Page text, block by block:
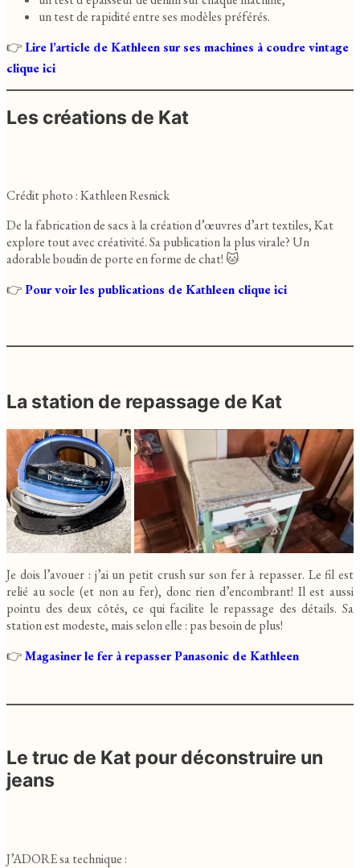
un test de rapidité entre ses modèles préférés.
👉Lire l’article de Kathleen sur ses machines à coudre vintage
clique ici
Les créations de Kat
Crédit photo : Kathleen Resnick
De la fabrication de sacs à la création d’œuvres d’art textiles, Kat
explore tout avec créativité. Sa publication la plus virale? Un
adorable boudin de porte en forme de chat! 🐱
👉Pour voir les publications de Kathleen clique ici
La station de repassage de Kat
Je dois l’avouer : j’ai un petit crush sur son fer à repasser. Le fil est
relié au socle (et non au fer), donc rien d’encombrant! Il est aussi
pointu des deux côtés, ce qui facilite le repassage des détails. Sa
station est modeste, mais selon elle : pas besoin de plus!
👉Magasiner le fer à repasser Panasonic de Kathleen
Le truc de Kat pour déconstruire un
jeans
J’ADORE sa technique :